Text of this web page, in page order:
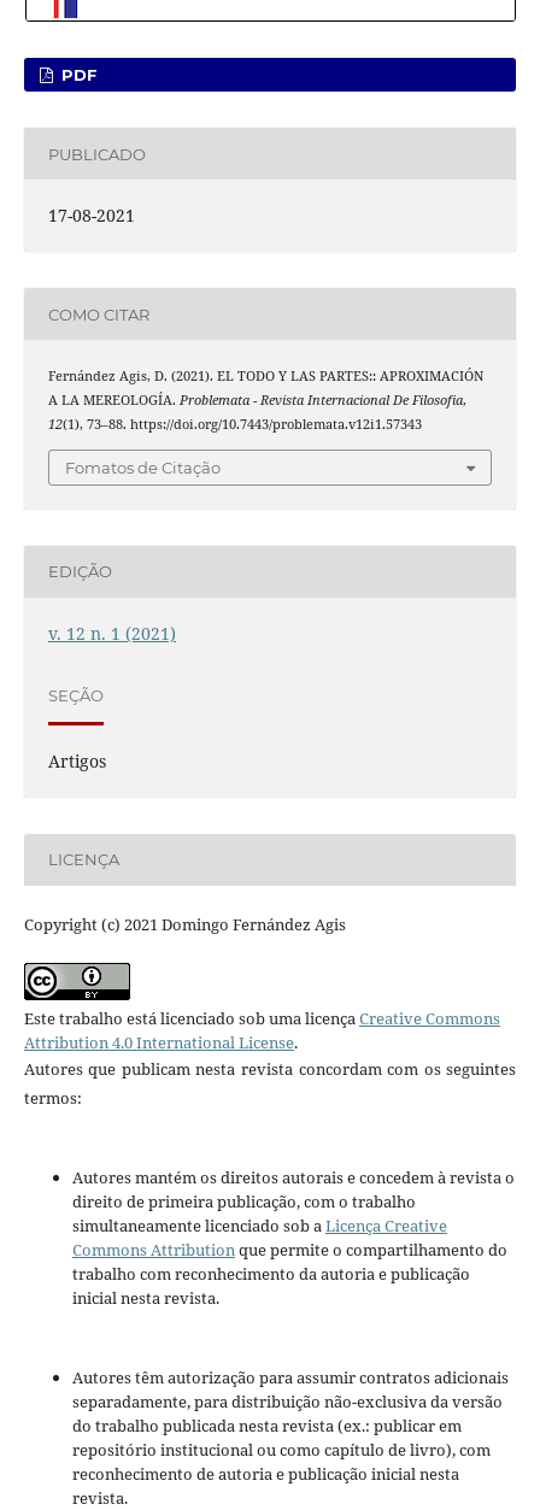
PDF
PUBLICADO
17-08-2021
COMO CITAR
Fernández Agis, D. (2021). EL TODO Y LAS PARTES:: APROXIMACIÓN
A LA MEREOLOGÍA. Problemata - Revista Internacional De Filosofia,
12(1), 73–88. https://doi.org/10.7443/problemata.v12i1.57343
Fomatos de Citação
EDIÇÃO
v. 12 n. 1 (2021)
SEÇÃO
Artigos
LICENÇA
Copyright (c) 2021 Domingo Fernández Agis
Este trabalho está licenciado sob uma licençaCreative Commons
Attribution 4.0 International License.
Autores que publicam nesta revista concordam com os seguintes
termos:
Autores mantém os direitos autorais e concedem à revista o
direito de primeira publicação, com o trabalho
simultaneamente licenciado sob aLicença Creative
Commons Attributionque permite o compartilhamento do
trabalho com reconhecimento da autoria e publicação
inicial nesta revista.
Autores têm autorização para assumir contratos adicionais
separadamente, para distribuição não-exclusiva da versão
do trabalho publicada nesta revista (ex.: publicar em
repositório institucional ou como capítulo de livro), com
reconhecimento de autoria e publicação inicial nesta
revista.